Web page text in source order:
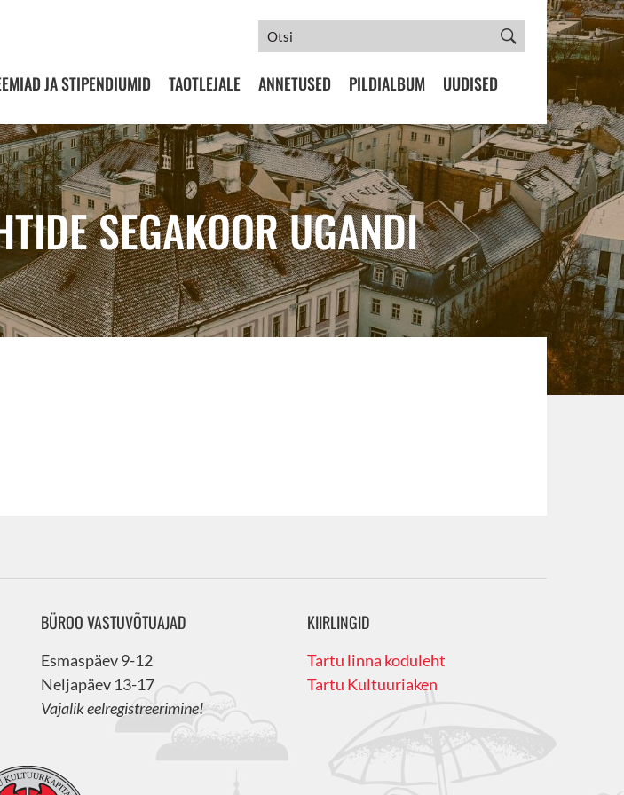
JA STIPENDIUMID TAOTLEJALE ANNETUSED PILDIALBUM UUDISED
SEGAKOOR UGANDI
BÜROO VASTUVÕTUAJAD
Esmaspäev 9-12
Neljapäev 13-17
Vajalik eelregistreerimine!
KIIRLINGID
Tartu linna koduleht
Tartu Kultuuriaken